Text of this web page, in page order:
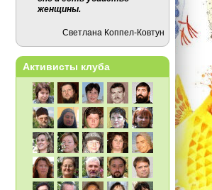
женщины.
Светлана Коппел-Ковтун
Активисты клуба